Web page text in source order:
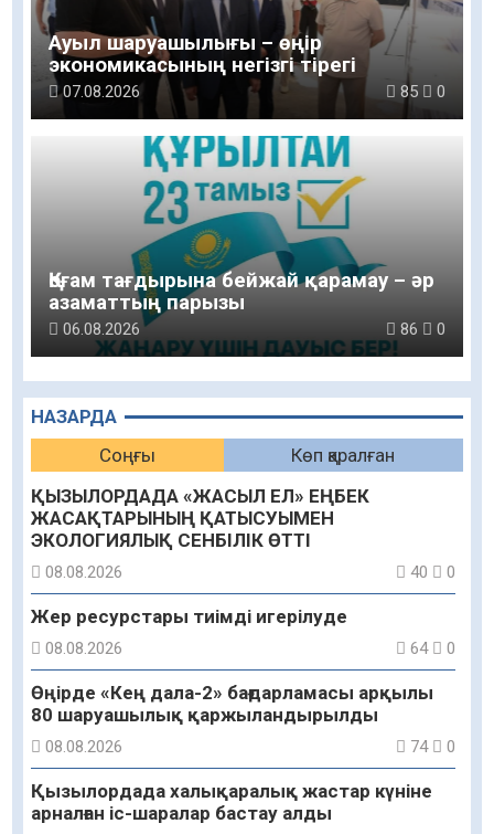
НАЗАРДА
Соңғы
Көп қаралған
ҚЫЗЫЛОРДАДА «ЖАСЫЛ ЕЛ» ЕҢБЕК
ЖАСАҚТАРЫНЫҢ ҚАТЫСУЫМЕН
ЭКОЛОГИЯЛЫҚ СЕНБІЛІК ӨТТІ
08.08.2026 40 0
Жер ресурстары тиімді игерілуде
08.08.2026 64 0
Өңірде «Кең дала-2» бағдарламасы арқылы
80 шаруашылық қаржыландырылды
08.08.2026 74 0
Қызылордада халықаралық жастар күніне
арналған іс-шаралар бастау алды
Ауыл шаруашылығы – өңір
экономикасының негізгі тірегі
07.08.2026 85 0
Қоғам тағдырына бейжай қарамау – әр
азаматтың парызы
06.08.2026 86 0